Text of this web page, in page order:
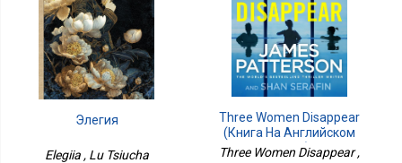
Элегия
Elegiia , Lu Tsiucha
Three Women Disappear
(Книга На Английском
Языке)
Three Women Disappear ,